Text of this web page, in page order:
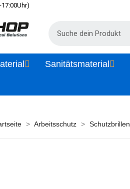
Sanitätsmaterial
Arbeitsschutz Schutzbrillen